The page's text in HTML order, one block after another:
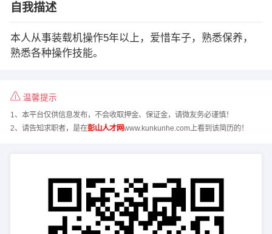
自我描述
本人从事装载机操作5年以上，爱惜车子，熟悉保养，
熟悉各种操作技能。
温馨提示
1、本平台仅供信息发布，不会收取押金、保证金，请微友务必谨慎！
2、请告知求职者，是在彭山人才网www.kunkunhe.com上看到该简历的！